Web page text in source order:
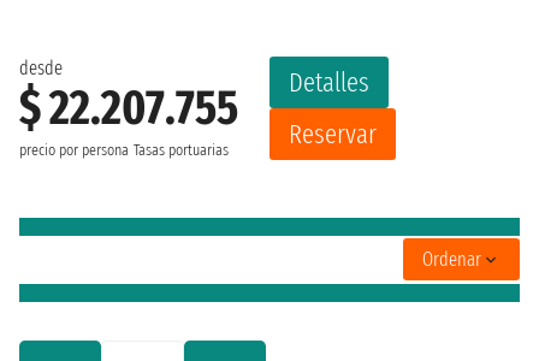
desde
$ 22.207.755
precio por persona Tasas portuarias
Detalles
Reservar
Ordenar